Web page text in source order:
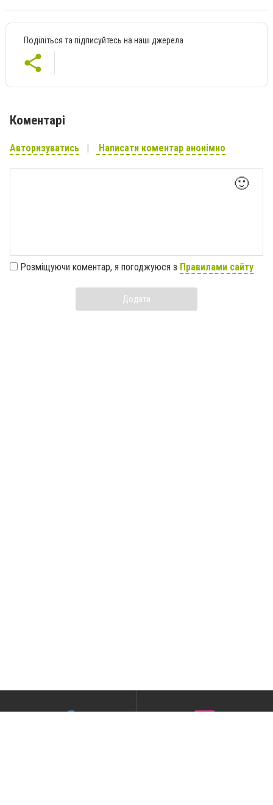
Поділіться та підписуйтесь на наші джерела
Коментарі
Авторизуватись Написати коментар анонімно
🙂
Розміщуючи коментар, я погоджуюся з Правилами сайту
Додати